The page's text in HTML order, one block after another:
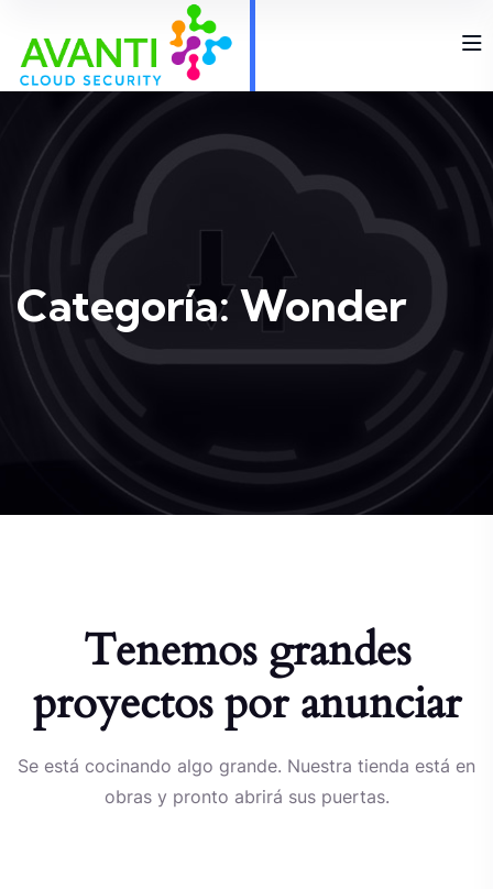
Categoría:Wonder
Tenemos grandes
proyectos por anunciar
Se está cocinando algo grande. Nuestra tienda está en
obras y pronto abrirá sus puertas.